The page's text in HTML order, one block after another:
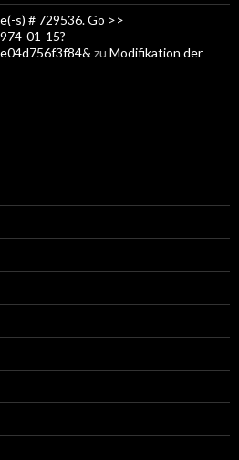
s) # 729536. Go >>
01-15?
zu Modifikation der